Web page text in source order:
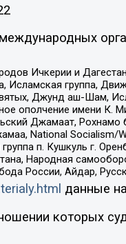
Ичкерии и
группа,
Джунд аш-Шам,
ополчение имени К.
Джамаат, Рохнамо
National Socialism/
п. Кушкуль г.
Народная
России, Айдар,
данные на
которых